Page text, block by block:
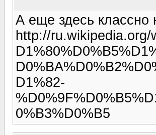
А еще здесь классно
http://
D1%82-
0%B3%D0%B5